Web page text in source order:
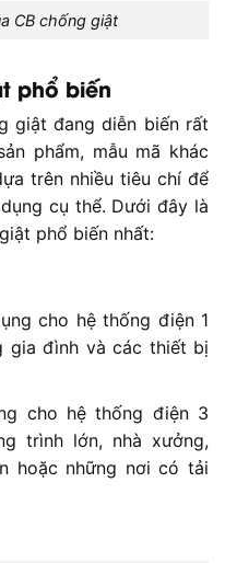
CB chống giật
phổ biến
giật đang diễn biến rất
phẩm, mẫu mã khác
trên nhiều tiêu chí để
cụ thể. Dưới đây là
phổ biến nhất:
cho hệ thống điện 1
gia đình và các thiết bị
cho hệ thống điện 3
trình lớn, nhà xưởng,
hoặc những nơi có tải